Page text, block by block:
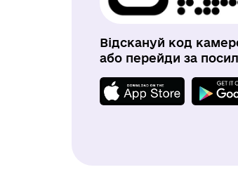
Відскануй код
або перейди за